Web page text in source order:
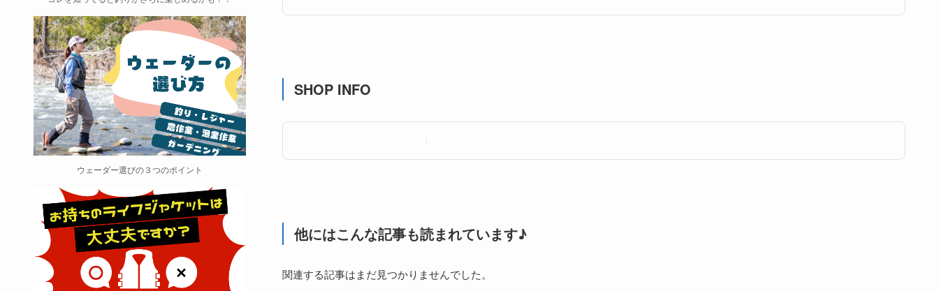
SHOP INFO
他にはこんな記事も読まれています♪
関連する記事はまだ見つかりませんでした。
ウェーダー選びの３つのポイント